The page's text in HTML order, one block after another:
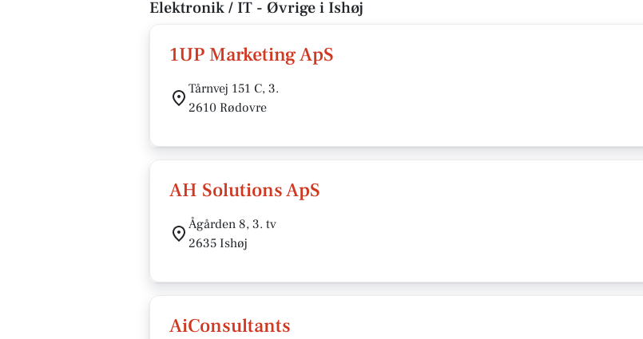
Elektronik / IT - Øvrige i Ishøj
1UP Marketing ApS
Tårnvej 151 C, 3.
2610 Rødovre
AH Solutions ApS
Ågården 8, 3. tv
2635 Ishøj
AiConsultants